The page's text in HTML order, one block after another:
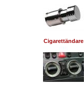
Cigarettändare